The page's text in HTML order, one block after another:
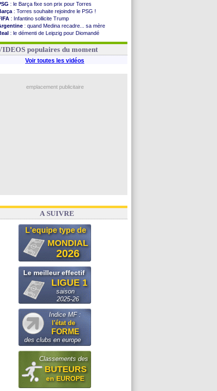
: le Barça fixe son prix pour Torres
: Torres souhaite rejoindre le PSG !
: Infantino sollicite Trump
: quand Medina recadre... sa mère
: le démenti de Leipzig pour Diomandé
: le conseiller d'Infantino démissionne !
populaires du moment
Voir toutes les vidéos
emplacement publicitaire
A SUIVRE
L'equipe type de
MONDIAL
2026
Le meilleur effectif
LIGUE 1
saison
2025-26
Indice MF :
l'état de
FORME
des clubs en europe
Classements des
BUTEURS
en EUROPE